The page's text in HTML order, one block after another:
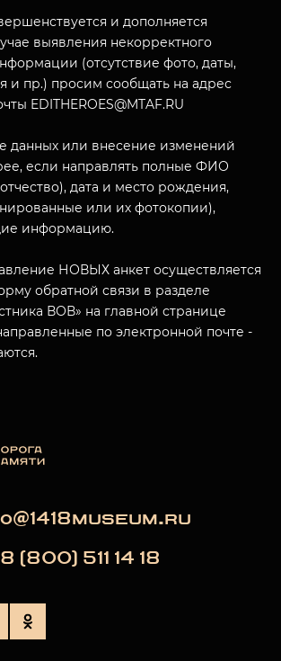
КОМПЛЕКС
ПОСЕТИТЕЛЯМ
О НАС
НАЗАД
и дополняется
выявления некорректного
(отсутствие фото, даты,
и пр.) просим сообщать на адрес
EDITHEROES@MTAF.RU
данных или внесение изменений
если направлять полные ФИО
дата и место рождения,
или их фотокопии),
информацию.
НОВЫХ анкет осуществляется
обратной связи в разделе
ВОВ» на главной странице
по электронной почте -
8 (800) 511 14 18